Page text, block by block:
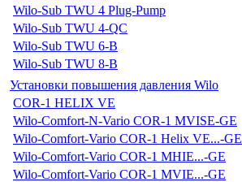
Wilo-Sub TWU 4 Plug-Pump
Wilo-Sub TWU 4-QC
Wilo-Sub TWU 6-B
Wilo-Sub TWU 8-B
Установки повышения давления Wilo
COR-1 HELIX VE
Wilo-Comfort-N-Vario COR-1 MVISE-GE
Wilo-Comfort-Vario COR-1 Helix VE...-GE
Wilo-Comfort-Vario COR-1 MHIE...-GE
Wilo-Comfort-Vario COR-1 MVIE...-GE